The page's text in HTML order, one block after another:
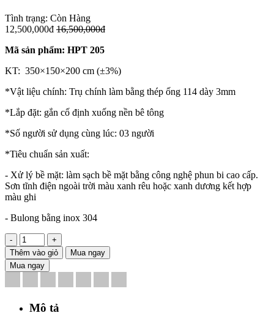
Tình trạng: Còn Hàng
12,500,000đ 16,500,000đ
Mã sản phẩm: HPT 205
KT: 350×150×200 cm (±3%)
*Vật liệu chính: Trụ chính làm bằng thép ống 114 dày 3mm
*Lắp đặt: gắn cố định xuống nền bê tông
*Số người sử dụng cùng lúc: 03 người
*Tiêu chuẩn sản xuất:
- Xử lý bề mặt: làm sạch bề mặt bằng công nghệ phun bi cao cấp.
Sơn tĩnh điện ngoài trời màu xanh rêu hoặc xanh dương kết hợp
màu ghi
- Bulong bằng inox 304
-
+
Thêm vào giỏ
Mua ngay
Mua ngay
Mô tả